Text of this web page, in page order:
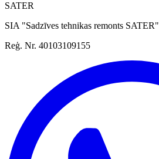
SATER
SIA "Sadzīves tehnikas remonts SATER"
Reģ. Nr. 40103109155